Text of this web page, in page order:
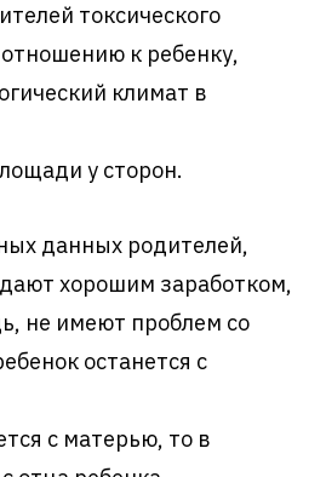
токсического
к ребенку,
климат в
у сторон.
данных родителей,
хорошим заработком,
не имеют проблем со
останется с
с матерью, то в